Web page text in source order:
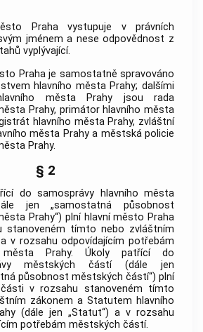
Prahavystupuje v právních
jménem a nese odpovědnost z
vyplývající.
Prahaje samostatně spravováno
hlavního města Prahy; dalšími
města Prahy jsou rada
Prahy, primátor hlavního města
hlavního města Prahy, zvláštní
města Prahya městská policie
Prahy.
§ 2
do samosprávy
hlavního města
jen „samostatná působnost
Prahy“) plní hlavní město Praha
stanoveném tímto nebo zvláštním
v rozsahu odpovídajícím potřebám
města Prahy. Úkoly patřící do
městských částí (dále jen
působnost městských částí“) plní
v rozsahu stanoveném tímto
zákonem a Statutem hlavního
(dále jen „Statut“) a v rozsahu
potřebám městských částí.